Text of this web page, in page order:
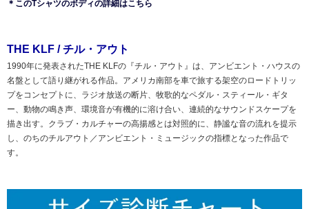
＊このTシャツのボディの詳細はこちら
THE KLF / チル・アウト
1990年に発表されたTHE KLFの『チル・アウト』は、アンビエント・ハウスの
名盤として語り継がれる作品。アメリカ南部を車で旅する架空のロードトリッ
プをコンセプトに、ラジオ放送の断片、牧歌的なペダル・スティール・ギタ
ー、動物の鳴き声、環境音が有機的に溶け合い、連続的なサウンドスケープを
描き出す。クラブ・カルチャーの高揚感とは対照的に、静謐な音の流れを提示
し、のちのチルアウト／アンビエント・ミュージックの指標となった作品で
す。